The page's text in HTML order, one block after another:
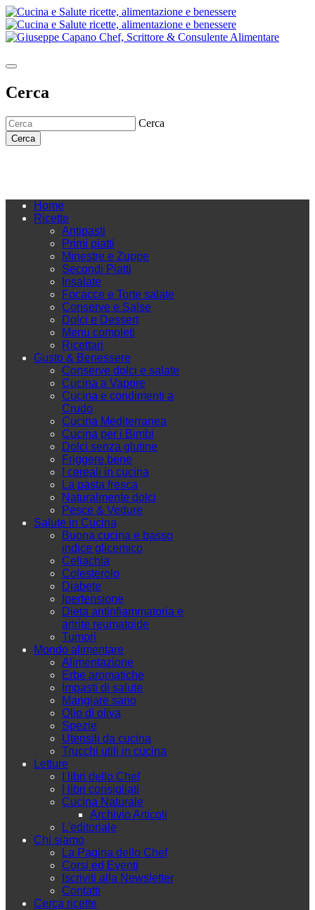
Cerca
Cerca
Cerca
Home
Ricette
Antipasti
Primi piatti
Minestre e Zuppe
Secondi Piatti
Insalate
Focacce e Torte salate
Conserve e Salse
Dolci e Dessert
Menu completi
Ricettari
Gusto & Benessere
Conserve dolci e salate
Cucina a Vapore
Cucina e condimenti a
Crudo
Cucina Mediterranea
Cucina per i Bimbi
Dolci senza glutine
Friggere bene
I cereali in cucina
La pasta fresca
Naturalmente dolci
Pesce & Vedure
Salute in Cucina
Buona cucina e basso
indice glicemico
Celiachia
Colesterolo
Diabete
Ipertensione
Dieta antinfiammatoria e
artrite reumatoide
Tumori
Mondo alimentare
Alimentazione
Erbe aromatiche
Impasti di salute
Mangiare sano
Olio di oliva
Spezie
Utensili da cucina
Trucchi utili in cucina
Letture
I libri dello Chef
I libri consigliati
Cucina Naturale
Archivio Articoli
L'editoriale
Chi siamo
La Pagina dello Chef
Corsi ed Eventi
Iscriviti alla Newsletter
Contatti
Cerca ricette